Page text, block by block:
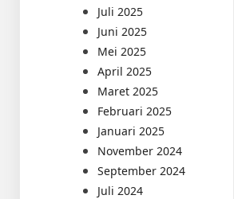
Juli 2025
Juni 2025
Mei 2025
April 2025
Maret 2025
Februari 2025
Januari 2025
November 2024
September 2024
Juli 2024